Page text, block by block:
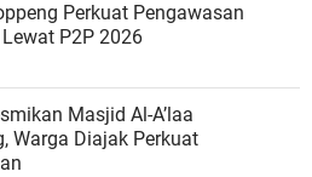
Perkuat Pengawasan
P2P 2026
Masjid Al-A’laa
Warga Diajak Perkuat